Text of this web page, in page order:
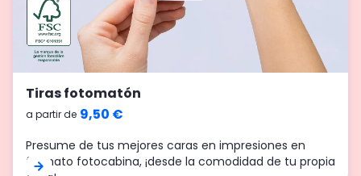
Tiras fotomatón
a partir de 9,50 €
Presume de tus mejores caras en impresiones en
formato fotocabina, ¡desde la comodidad de tu propia